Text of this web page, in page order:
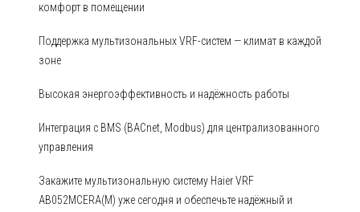
комфорт в помещении
Поддержка мультизональных VRF-систем — климат в каждой
зоне
Высокая энергоэффективность и надёжность работы
Интеграция с BMS (BACnet, Modbus) для централизованного
управления
Закажите мультизональную систему Haier VRF
AB052MCERA(M) уже сегодня и обеспечьте надёжный и